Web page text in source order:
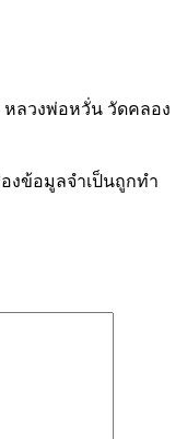
ลวงพ่อหวั่น วัดคลอง
งข้อมูลจำเป็นถูกทำ